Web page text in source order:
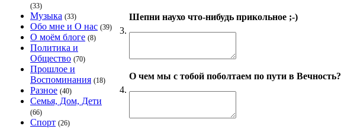
(33)
Музыка (33)
Обо мне и О нас (39)
О моём блоге (8)
Политика и
Общество (70)
Прошлое и
Воспоминания (18)
Разное (40)
Семья, Дом, Дети
(66)
Спорт (26)
3.
Шепни наухо что-нибудь прикольное ;-)
4.
О чем мы с тобой поболтаем по пути в Вечность?